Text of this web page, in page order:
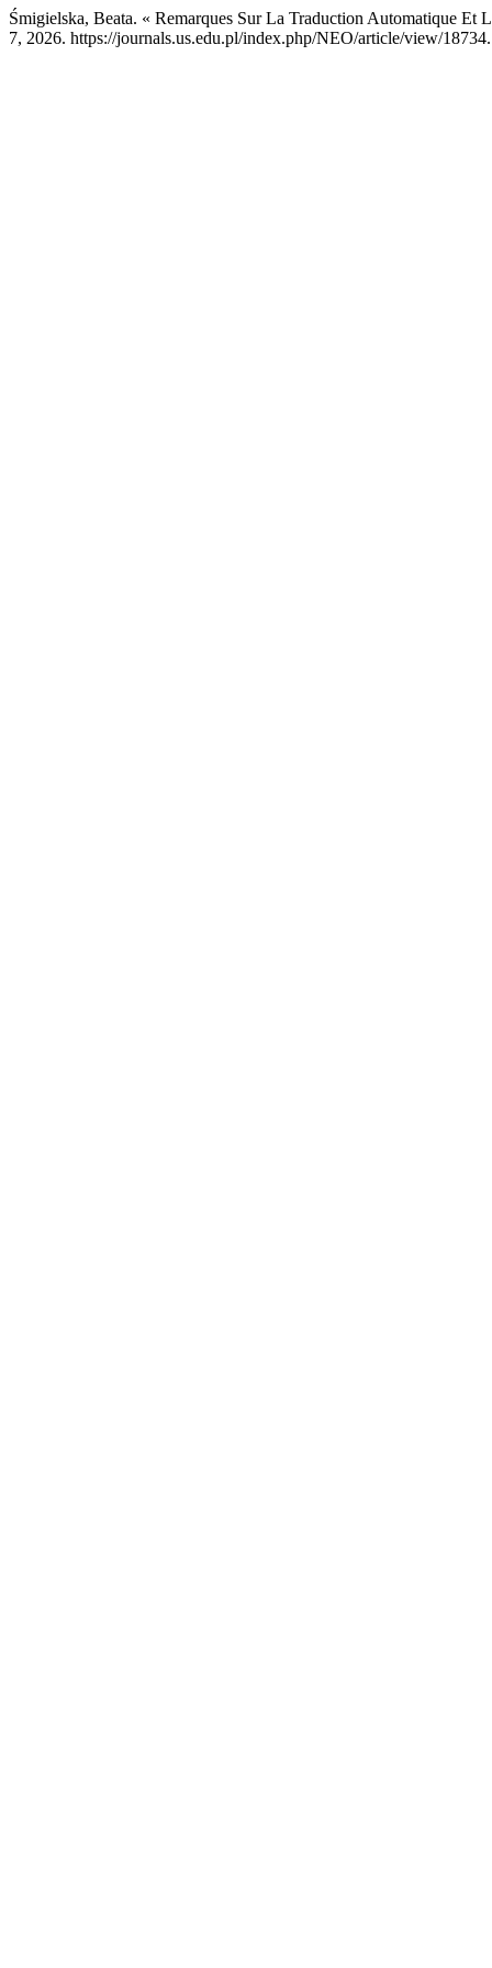
Śmigielska, Beata. « Remarques Sur La Traduction Automatique Et
7, 2026. https://journals.us.edu.pl/index.php/NEO/article/view/18734.